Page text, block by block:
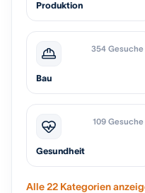
Produktion
354 Gesuche
Bau
109 Gesuche
Gesundheit
Alle 22 Kategorien